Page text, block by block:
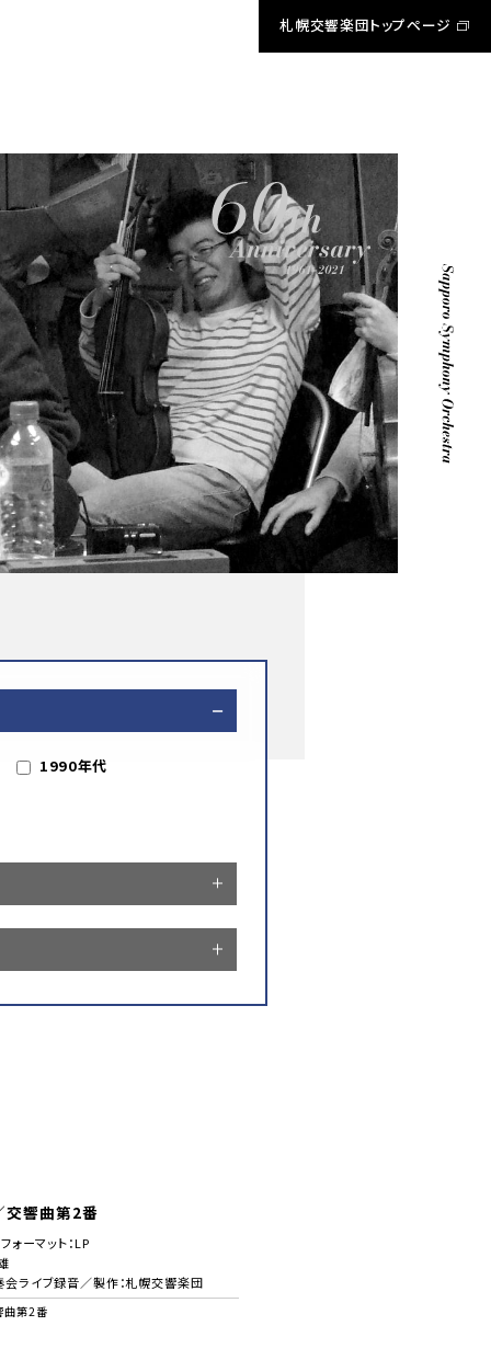
札幌交響楽団トップページ
1990年代
交響曲第2番
ォーマット：LP
ライブ録音／製作：札幌交響楽団
曲第2番